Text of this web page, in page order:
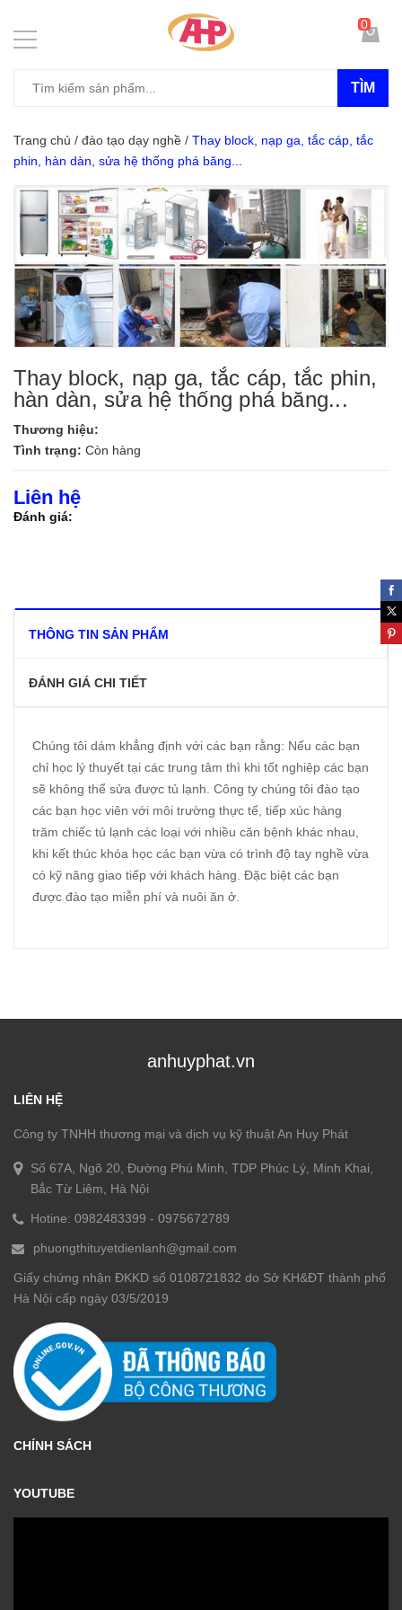
TÌM
0
Trang chủ / đào tạo dạy nghề / Thay block, nạp ga, tắc cáp, tắc
phin, hàn dàn, sửa hệ thống phá băng...
Thay block, nạp ga, tắc cáp, tắc phin,
hàn dàn, sửa hệ thống phá băng...
Thương hiệu:
Tình trạng: Còn hàng
Liên hệ
Đánh giá:
THÔNG TIN SẢN PHẨM
ĐÁNH GIÁ CHI TIẾT
Chúng tôi dám khẳng định với các bạn rằng: Nếu các bạn
chỉ học lý thuyết tại các trung tâm thì khi tốt nghiệp các bạn
sẽ không thể sửa được tủ lạnh. Công ty chúng tôi đào tạo
các bạn học viên với môi trường thực tế, tiếp xúc hàng
trăm chiếc tủ lạnh các loại với nhiều căn bệnh khác nhau,
khi kết thúc khóa học các bạn vừa có trình độ tay nghề vừa
có kỹ năng giao tiếp với khách hàng. Đặc biệt các bạn
được đào tạo miễn phí và nuôi ăn ở.
anhuyphat.vn
LIÊN HỆ
Công ty TNHH thương mại và dịch vụ kỹ thuật An Huy Phát
Số 67A, Ngõ 20, Đường Phú Minh, TDP Phúc Lý, Minh Khai,
Bắc Từ Liêm, Hà Nội
Hotine: 0982483399 - 0975672789
phuongthituyetdienlanh@gmail.com
Giấy chứng nhận ĐKKD số 0108721832 do Sở KH&ĐT thành phố
Hà Nội cấp ngày 03/5/2019
CHÍNH SÁCH
YOUTUBE